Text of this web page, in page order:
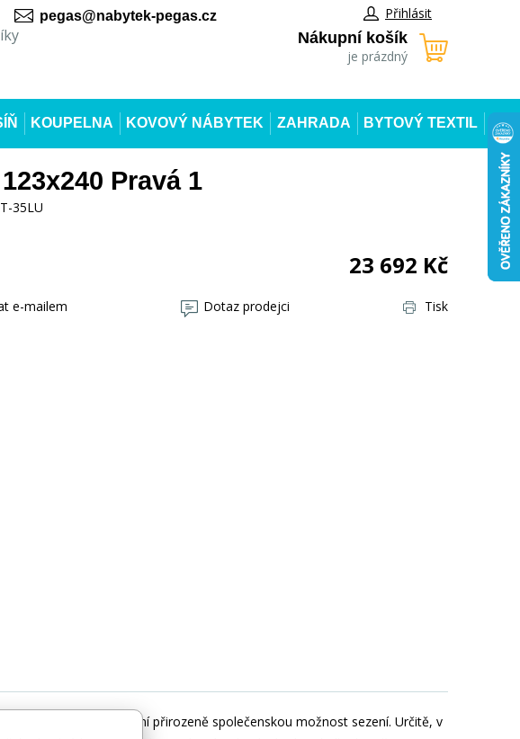
pegas@nabytek-pegas.cz Přihlásit
Nákupní košík
je prázdný
KOUPELNA KOVOVÝ NÁBYTEK ZAHRADA BYTOVÝ TEXTIL
Pravá 1
35LU
23 692 Kč
e-mailem Dotaz prodejci Tisk
Tvar do L z něj činí přirozeně společenskou možnost sezení. Určitě, v